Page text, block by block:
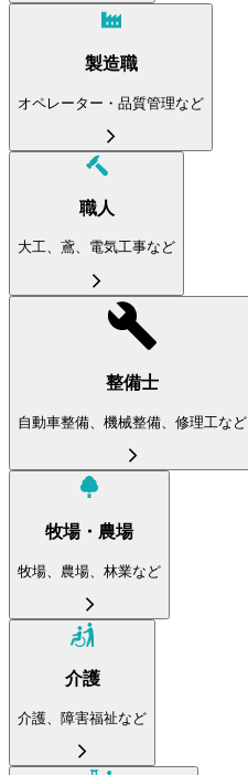
製造職
オペレーター・品質管理など
職人
大工、鳶、電気工事など
整備士
自動車整備、機械整備、修理工など
牧場・農場
牧場、農場、林業など
介護
介護、障害福祉など